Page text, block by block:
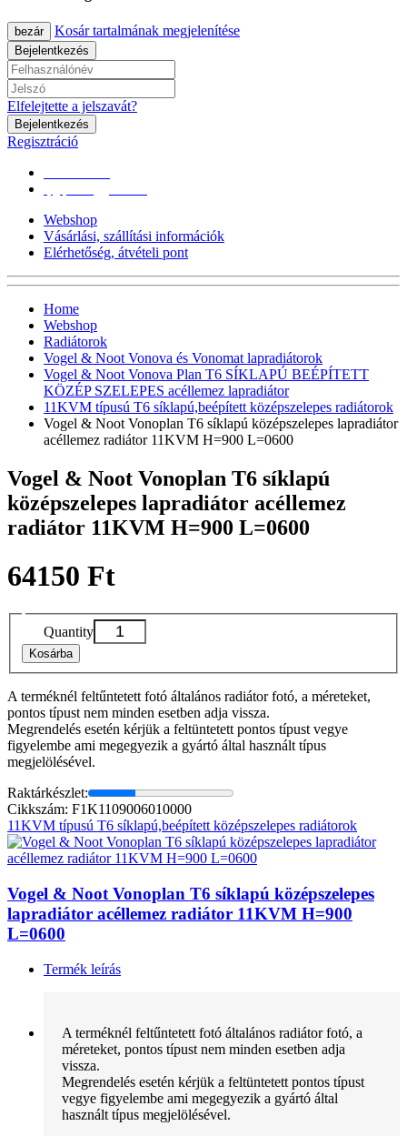
bezár Kosár tartalmának megjelenítése
Bejelentkezés
Elfelejtette a jelszavát?
Bejelentkezés
Regisztráció
Webshop
Vásárlási, szállítási információk
Elérhetőség, átvételi pont
Home
Webshop
Radiátorok
Vogel & Noot Vonova és Vonomat lapradiátorok
Vogel & Noot Vonova Plan T6 SÍKLAPÚ BEÉPÍTETT
KÖZÉP SZELEPES acéllemez lapradiátor
11KVM típusú T6 síklapú,beépített középszelepes radiátorok
Vogel & Noot Vonoplan T6 síklapú középszelepes lapradiátor
acéllemez radiátor 11KVM H=900 L=0600
Vogel & Noot Vonoplan T6 síklapú
középszelepes lapradiátor acéllemez
radiátor 11KVM H=900 L=0600
64150 Ft
Quantity
Kosárba
A terméknél feltűntetett fotó általános radiátor fotó, a méreteket,
pontos típust nem minden esetben adja vissza.
Megrendelés esetén kérjük a feltüntetett pontos típust vegye
figyelembe ami megegyezik a gyártó által használt típus
megjelölésével.
Raktárkészlet:
Cikkszám: F1K1109006010000
11KVM típusú T6 síklapú,beépített középszelepes radiátorok
Vogel & Noot Vonoplan T6 síklapú középszelepes
lapradiátor acéllemez radiátor 11KVM H=900
L=0600
Termék leírás
A terméknél feltűntetett fotó általános radiátor fotó, a
méreteket, pontos típust nem minden esetben adja
vissza.
Megrendelés esetén kérjük a feltüntetett pontos típust
vegye figyelembe ami megegyezik a gyártó által
használt típus megjelölésével.